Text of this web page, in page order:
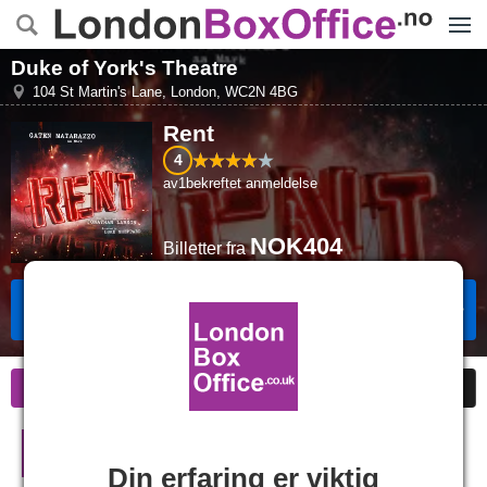
Duke of York's Theatre
104 St Martin's Lane, London, WC2N 4BG
Rent
4
av1bekreftet anmeldelse
BilletterfraNOK404
Bestill Billetter
Billige Billetter
Din erfaring er viktig